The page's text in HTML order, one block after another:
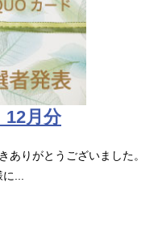
12月分
ありがとうございました。
...